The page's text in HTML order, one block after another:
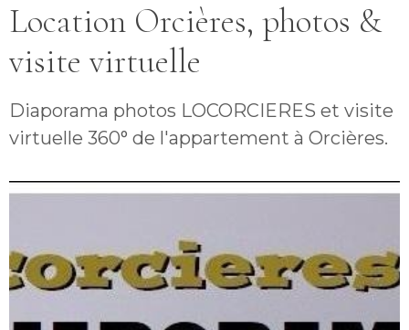
Location Orcières, photos &
visite virtuelle
Diaporama photos LOCORCIERES et visite
virtuelle 360° de l'appartement à Orcières.